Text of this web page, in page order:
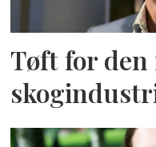
Tøft for den